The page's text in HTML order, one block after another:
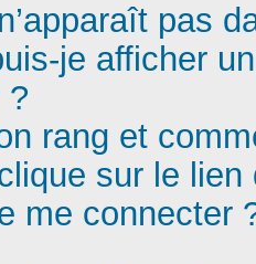
pas
je afficher
?
rang et
sur le lien
me connecter